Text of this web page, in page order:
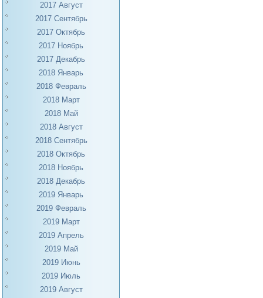
2017 Август
2017 Сентябрь
2017 Октябрь
2017 Ноябрь
2017 Декабрь
2018 Январь
2018 Февраль
2018 Март
2018 Май
2018 Август
2018 Сентябрь
2018 Октябрь
2018 Ноябрь
2018 Декабрь
2019 Январь
2019 Февраль
2019 Март
2019 Апрель
2019 Май
2019 Июнь
2019 Июль
2019 Август